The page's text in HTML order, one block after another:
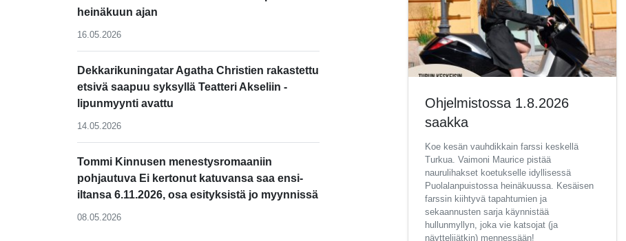
heinäkuun ajan
16.05.2026
Dekkarikuningatar Agatha Christien rakastettu
etsivä saapuu syksyllä Teatteri Akseliin -
lipunmyynti avattu
14.05.2026
Tommi Kinnusen menestysromaaniin
pohjautuva Ei kertonut katuvansa saa ensi-
iltansa 6.11.2026, osa esityksistä jo myynnissä
08.05.2026
Ohjelmistossa 1.8.2026
saakka
Koe kesän vauhdikkain farssi keskellä
Turkua. Vaimoni Maurice pistää
naurulihakset koetukselle idyllisessä
Puolalanpuistossa heinäkuussa. Kesäisen
farssin kiihtyvä tapahtumien ja
sekaannusten sarja käynnistää
hullunmyllyn, joka vie katsojat (ja
näyttelijätkin) mennessään!